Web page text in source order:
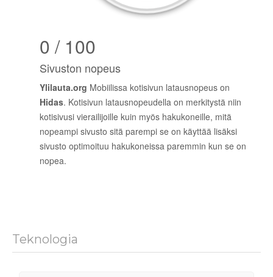
0 / 100
Sivuston nopeus
Ylilauta.org Mobiilissa kotisivun latausnopeus on
Hidas. Kotisivun latausnopeudella on merkitystä niin
kotisivusi vierailijoille kuin myös hakukoneille, mitä
nopeampi sivusto sitä parempi se on käyttää lisäksi
sivusto optimoituu hakukoneissa paremmin kun se on
nopea.
Teknologia